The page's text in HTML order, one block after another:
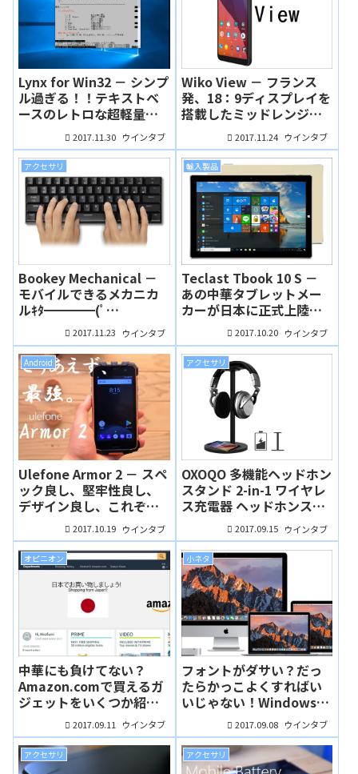
Lynx for Win32 － シンプ
ル過ぎる！！テキストベ
ースのレトロな超軽量ブ
ラウザを試してみたよ！
（ふんぼ）2017.11.30 ウインタブ
Wiko View － フランス
発、18：9ディスプレイを
搭載したミッドレンジス
マホ（ふんぼ）
2017.11.24 ウインタブ
アクセサリ
Bookey Mechanical －
モバイルできるメカニカ
ルｷﾀ━━━━(ﾟ
∀ﾟ)━━━━!! しかも高
コスパ！なキーボード
（ふんぼ）
2017.11.23 ウインタブ
輸入製品
Teclast Tbook 10 S －
あの中華タブレットメー
カーが日本に正式上陸！
デュアルブート機を投
入、相変わらず高コスパ
だよ！（ふんぼ）
2017.10.20 ウインタブ
Android
Ulefone Armor 2 － スペ
ック良し、堅牢性良し、
デザイン良し、これぞ
「無双」だッ！（実機レ
ビュー：ふんぼ）
2017.10.19 ウインタブ
アクセサリ
OXOQO 多機能ヘッドホン
スタンド 2-in-1 ワイヤレ
ス充電器 ヘッドホンスタ
ンドよりも安い！ヘッド
ホンスタンド付きワイヤ
レス充電器（実機レビュ
ー：ふんぼ）
2017.09.15 ウインタブ
オピニオン
中華にも負けてない？
Amazon.comで買えるガ
ジェットをいくつか紹介
するよ！（ふんぼ）
2017.09.11 ウインタブ
小ネタ
フォントがダサい？だっ
たらかっこよくすればい
いじゃない！Windowsの
フォントをMac風にして
みた（ふんぼ）
2017.09.08 ウインタブ
アクセサリ アクセサリ